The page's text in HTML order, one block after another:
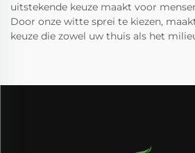
uitstekende keuze maakt voor
Door onze witte sprei te kiezen,
keuze die zowel uw thuis als het